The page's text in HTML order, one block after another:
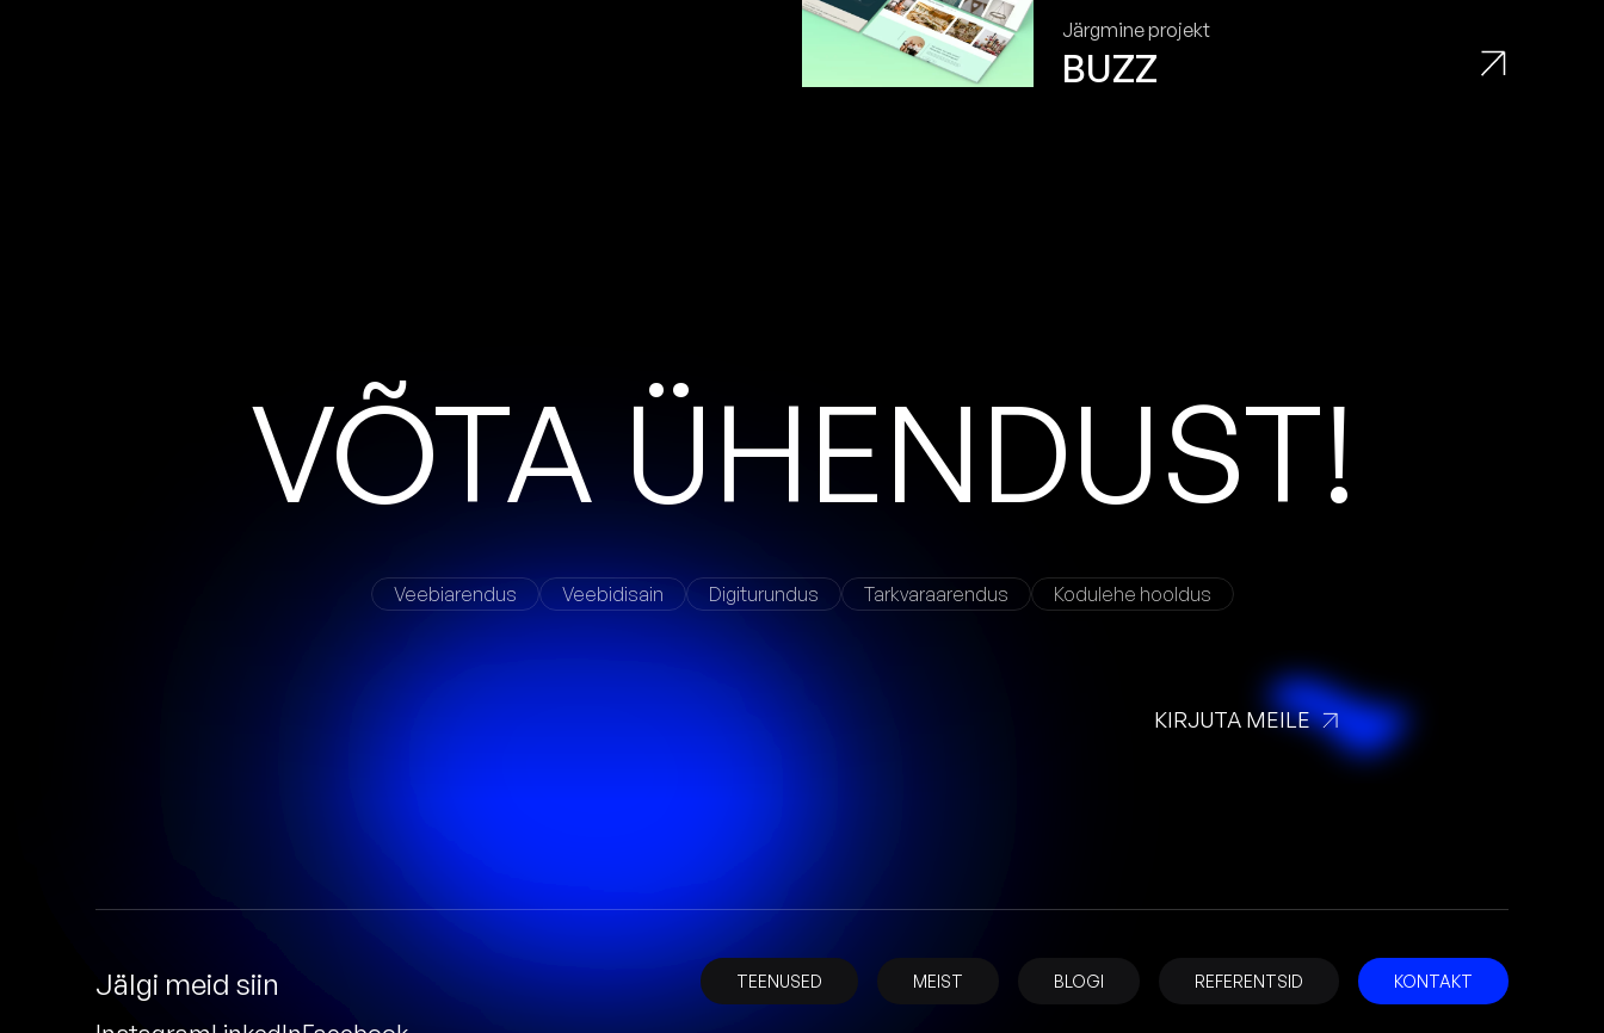
Järgmine projekt
BUZZ
VÕTAÜHENDUST!
Veebiarendus Veebidisain Digiturundus Tarkvaraarendus Kodulehe hooldus
KIRJUTA MEILE
Jälgi meid siin TEENUSED MEIST BLOGI REFERENTSID KONTAKT